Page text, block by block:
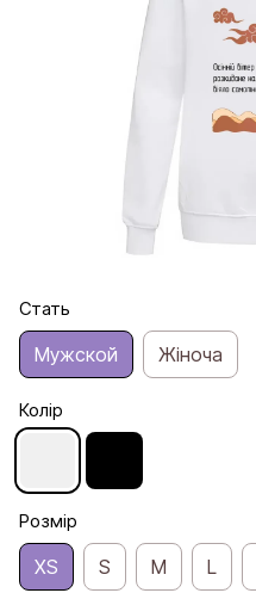
Стать
Мужской Жіноча
Колір
Розмір
XS S M L